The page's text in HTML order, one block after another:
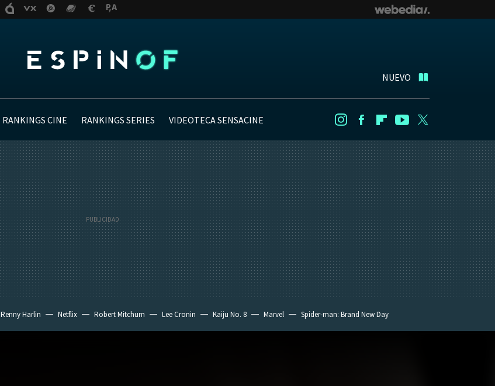
NUEVO
RANKINGS CINE RANKINGS SERIES VIDEOTECA SENSACINE InstagramFacebookFlipboard
Youtube
Renny Harlin Netflix Robert Mitchum Lee Cronin Kaiju No. 8 Marvel Spider-man: Brand New Day